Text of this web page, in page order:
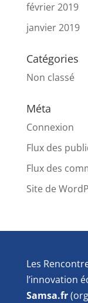
février 2019
janvier 2019
Catégories
Non classé
Méta
Connexion
Flux des
Flux des
Site de
Les
l’innovation
Samsa.fr